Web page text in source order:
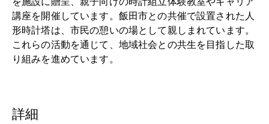
講座を開催しています。飯田市との共催で設置された人
形時計塔は、市民の憩いの場として親しまれています。
これらの活動を通じて、地域社会との共生を目指した取
り組みを進めています。
詳細